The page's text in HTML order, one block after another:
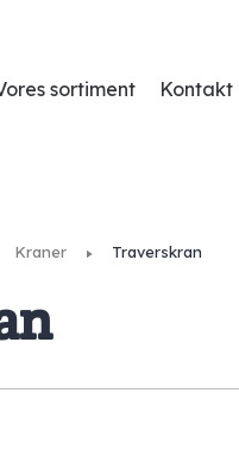
sortiment Kontakt
Kraner Traverskran